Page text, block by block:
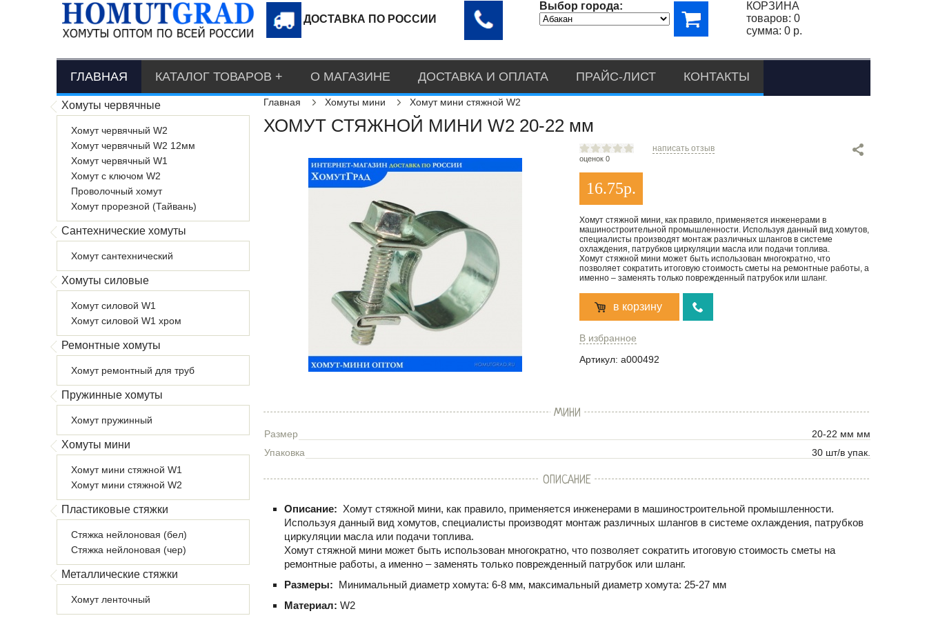
ДОСТАВКА ПО РОССИИ
Выбор города:
КОРЗИНА
товаров: 0
сумма: 0 р.
ГЛАВНАЯ КАТАЛОГ ТОВАРОВ О МАГАЗИНЕ ДОСТАВКА И ОПЛАТА ПРАЙС-ЛИСТ КОНТАКТЫ
Хомуты червячные
Хомут червячный W2
Хомут червячный W2 12мм
Хомут червячный W1
Хомут с ключом W2
Проволочный хомут
Хомут прорезной (Тайвань)
Сантехнические хомуты
Хомут сантехнический
Хомуты силовые
Хомут силовой W1
Хомут силовой W1 хром
Ремонтные хомуты
Хомут ремонтный для труб
Пружинные хомуты
Хомут пружинный
Хомуты мини
Хомут мини стяжной W1
Хомут мини стяжной W2
Пластиковые стяжки
Стяжка нейлоновая (бел)
Стяжка нейлоновая (чер)
Металлические стяжки
Хомут ленточный
Главная Хомуты мини Хомут мини стяжной W2
ХОМУТ СТЯЖНОЙ МИНИ W2 20-22 мм
оценок 0
написать отзыв
16.75р.
Хомут стяжной мини, как правило, применяется инженерами в
машиностроительной промышленности. Используя данный вид хомутов,
специалисты производят монтаж различных шлангов в системе
охлаждения, патрубков циркуляции масла или подачи топлива.
Хомут стяжной мини может быть использован многократно, что
позволяет сократить итоговую стоимость сметы на ремонтные работы, а
именно – заменять только поврежденный патрубок или шланг.
в корзину
В избранное
Артикул: a000492
МИНИ
Размер
20-22 мм мм
Упаковка
30 шт/в упак.
ОПИСАНИЕ
Описание: Хомут стяжной мини, как правило, применяется инженерами в машиностроительной промышленности.
Используя данный вид хомутов, специалисты производят монтаж различных шлангов в системе охлаждения, патрубков
циркуляции масла или подачи топлива.
Хомут стяжной мини может быть использован многократно, что позволяет сократить итоговую стоимость сметы на
ремонтные работы, а именно – заменять только поврежденный патрубок или шланг.
Размеры: Минимальный диаметр хомута: 6-8 мм, максимальный диаметр хомута: 25-27 мм
Материал: W2